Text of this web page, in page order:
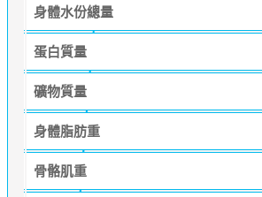
身體水份總量
蛋白質量
礦物質量
身體脂肪重
骨骼肌重